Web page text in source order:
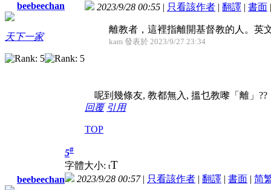
beebeechan
天下一家
2023/9/28 00:55 | 只看該作者 | 翻譯 | 書面
離教者，這裡指離開基督教的人。英
kam 發表於 2023/9/27 23:34
呢到幾條友, 教都無入, 搵乜教嚟「離」??
回覆 引用
TOP
beebeechan
5#
字體大小: tT
2023/9/28 00:57| 只看該作者 | 翻譯 | 書面 | 简